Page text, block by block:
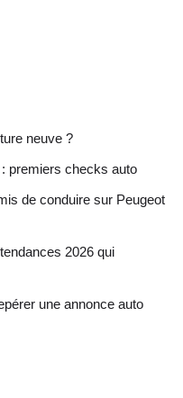
neuve ?
premiers checks auto
de conduire sur Peugeot
2026 qui
une annonce auto